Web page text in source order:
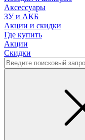
Аксессуары
ЗУ и АКБ
Акции и скидки
Где купить
Акции
Скидки